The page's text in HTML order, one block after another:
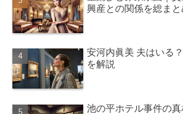
興産との関係を総まと
安河内眞美 夫はいる
を解説
池の平ホテル事件の